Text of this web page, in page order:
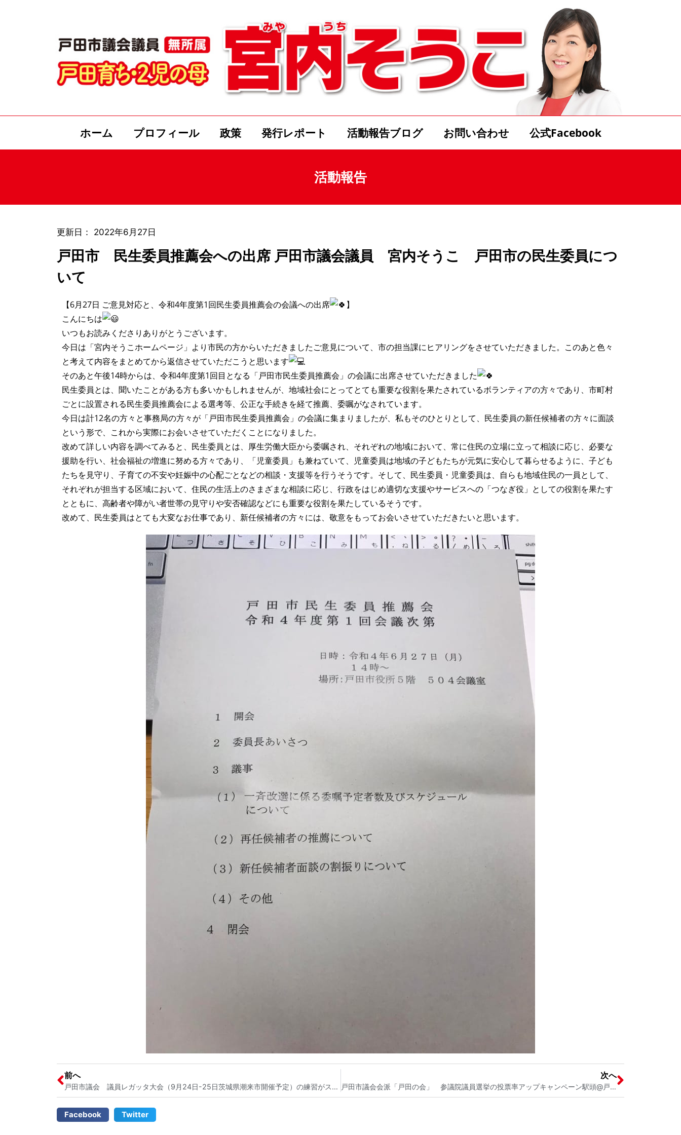
ホーム プロフィール 政策 発行レポート 活動報告ブログ お問い合わせ 公式Facebook
活動報告
更新日： 2022年6月27日
戸田市 民生委員推薦会への出席 戸田市議会議員 宮内そうこ 戸田市の民生委員につ
いて
【6月27日 ご意見対応と、令和4年度第1回民生委員推薦会の会議への出席
】
こんにちは
いつもお読みくださりありがとうございます。
今日は「宮内そうこホームページ」より市民の方からいただきましたご意見について、市の担当課にヒアリングをさせていただきました。このあと色々
と考えて内容をまとめてから返信させていただこうと思います
そのあと午後14時からは、令和4年度第1回目となる「戸田市民生委員推薦会」の会議に出席させていただきました
民生委員とは、聞いたことがある方も多いかもしれませんが、地域社会にとってとても重要な役割を果たされているボランティアの方々であり、市町村
ごとに設置される民生委員推薦会による選考等、公正な手続きを経て推薦、委嘱がなされています。
今日は計12名の方々と事務局の方々が「戸田市民生委員推薦会」の会議に集まりましたが、私もそのひとりとして、民生委員の新任候補者の方々に面談
という形で、これから実際にお会いさせていただくことになりました。
改めて詳しい内容を調べてみると、民生委員とは、厚生労働大臣から委嘱され、それぞれの地域において、常に住民の立場に立って相談に応じ、必要な
援助を行い、社会福祉の増進に努める方々であり、「児童委員」も兼ねていて、児童委員は地域の子どもたちが元気に安心して暮らせるように、子ども
たちを見守り、子育ての不安や妊娠中の心配ごとなどの相談・支援等を行うそうです。そして、民生委員・児童委員は、自らも地域住民の一員として、
それぞれが担当する区域において、住民の生活上のさまざまな相談に応じ、行政をはじめ適切な支援やサービスへの「つなぎ役」としての役割を果たす
とともに、高齢者や障がい者世帯の見守りや安否確認などにも重要な役割を果たしているそうです。
改めて、民生委員はとても大変なお仕事であり、新任候補者の方々には、敬意をもってお会いさせていただきたいと思います。
前へ
戸田市議会 議員レガッタ大会（9月24日-25日茨城県潮来市開催予定）の練習がスタート 戸田市議会議員 宮内そうこ
次へ
戸田市議会会派「戸田の会」 参議院議員選挙の投票率アップキャンペーン駅頭@戸田公園駅 戸田市議会議員宮内そうこ
Facebook Twitter